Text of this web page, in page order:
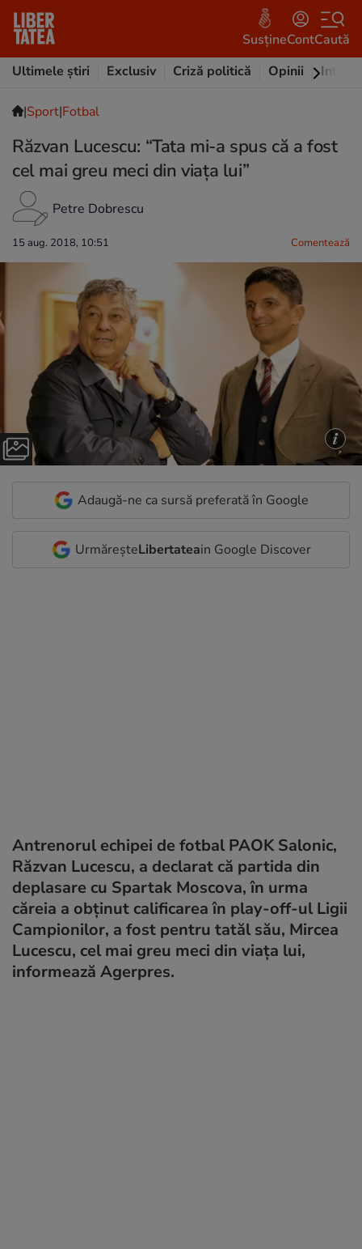
SusțineContCaută
Ultimele știri
Exclusiv Criză politică Opinii
|Sport|Fotbal
Răzvan Lucescu: “Tata mi-a spus că a fost
cel mai greu meci din viaţa lui”
Petre Dobrescu
15 aug. 2018, 10:51 Comentează
Adaugă-ne ca sursă preferată în Google
UrmăreșteLibertateain Google Discover
Antrenorul echipei de fotbal PAOK Salonic,
Răzvan Lucescu, a declarat că partida din
deplasare cu Spartak Moscova, în urma
căreia a obţinut calificarea în play-off-ul Ligii
Campionilor, a fost pentru tatăl său, Mircea
Lucescu, cel mai greu meci din viaţa lui,
informează Agerpres.